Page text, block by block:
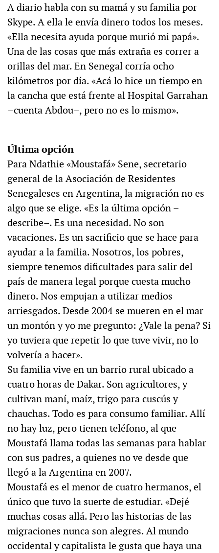
A diario habla con su mamá y su familia por
Skype. A ella le envía dinero todos los meses.
«Ella necesita ayuda porque murió mi papá».
Una de las cosas que más extraña es correr a
orillas del mar. En Senegal corría ocho
kilómetros por día. «Acá lo hice un tiempo en
la cancha que está frente al Hospital Garrahan
–cuenta Abdou–, pero no es lo mismo».
Última opción
Para Ndathie «Moustafá» Sene, secretario
general de la Asociación de Residentes
Senegaleses en Argentina, la migración no es
algo que se elige. «Es la última opción –
describe–. Es una necesidad. No son
vacaciones. Es un sacrificio que se hace para
ayudar a la familia. Nosotros, los pobres,
siempre tenemos dificultades para salir del
país de manera legal porque cuesta mucho
dinero. Nos empujan a utilizar medios
arriesgados. Desde 2004 se mueren en el mar
un montón y yo me pregunto: ¿Vale la pena? Si
yo tuviera que repetir lo que tuve vivir, no lo
volvería a hacer».
Su familia vive en un barrio rural ubicado a
cuatro horas de Dakar. Son agricultores, y
cultivan maní, maíz, trigo para cuscús y
chauchas. Todo es para consumo familiar. Allí
no hay luz, pero tienen teléfono, al que
Moustafá llama todas las semanas para hablar
con sus padres, a quienes no ve desde que
llegó a la Argentina en 2007.
Moustafá es el menor de cuatro hermanos, el
único que tuvo la suerte de estudiar. «Dejé
muchas cosas allá. Pero las historias de las
migraciones nunca son alegres. Al mundo
occidental y capitalista le gusta que haya una